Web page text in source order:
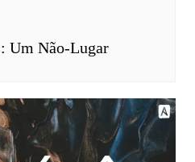
Um Não-Lugar